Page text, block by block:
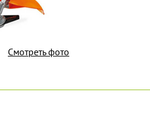
Смотреть фото